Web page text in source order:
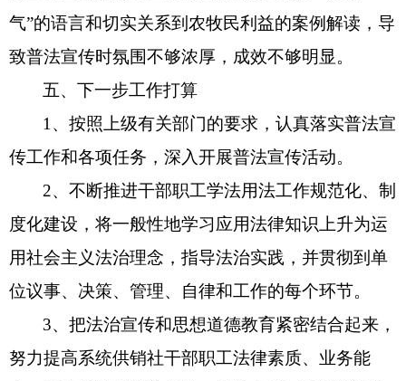
气”的语言和切实关系到农牧民利益的案例解读，导
致普法宣传时氛围不够浓厚，成效不够明显。
五、下一步工作打算
1、按照上级有关部门的要求，认真落实普法宣
传工作和各项任务，深入开展普法宣传活动。
2、不断推进干部职工学法用法工作规范化、制
度化建设，将一般性地学习应用法律知识上升为运
用社会主义法治理念，指导法治实践，并贯彻到单
位议事、决策、管理、自律和工作的每个环节。
3、把法治宣传和思想道德教育紧密结合起来，
努力提高系统供销社干部职工法律素质、业务能